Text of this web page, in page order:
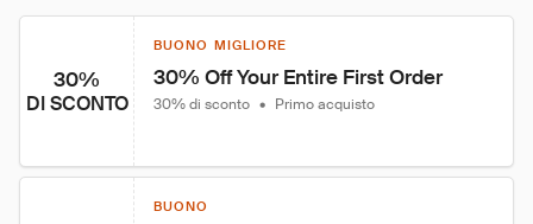
30%
DI SCONTO
BUONO MIGLIORE
30% Off Your Entire First Order
30% di sconto • Primo acquisto
BUONO